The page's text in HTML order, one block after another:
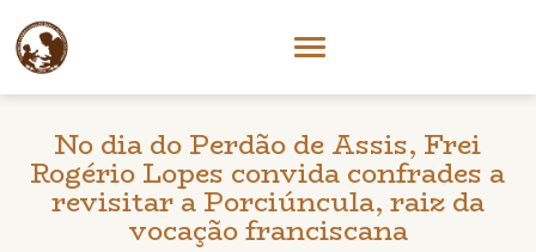
No dia do Perdão de Assis, Frei
Rogério Lopes convida confrades a
revisitar a Porciúncula, raiz da
vocação franciscana